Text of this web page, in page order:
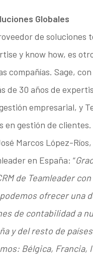
Globales
de soluciones
y know how, es
compañías. Sage,
de 30 años de
empresarial, y
en gestión de clientes.
Marcos López-
en España: “
de Teamleader con
ofrecer una
de contabilidad a
y del resto de
Bélgica, Francia,